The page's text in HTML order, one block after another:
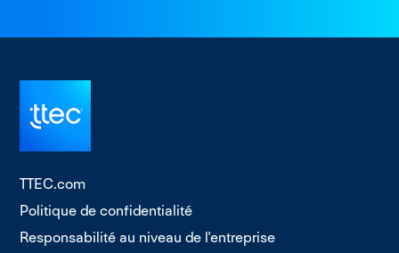
TTEC.com
Politique de confidentialité
Responsabilité au niveau de l'entreprise